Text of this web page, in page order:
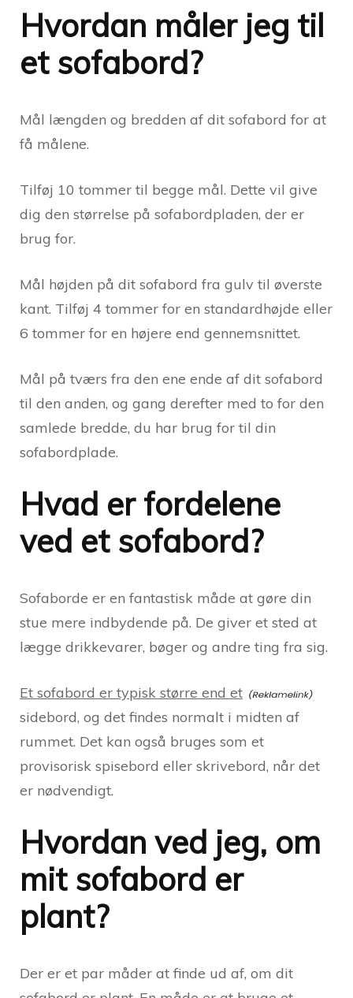
Hvordan måler jeg til
et sofabord?
Mål længden og bredden af dit sofabord for at
få målene.
Tilføj 10 tommer til begge mål. Dette vil give
dig den størrelse på sofabordpladen, der er
brug for.
Mål højden på dit sofabord fra gulv til øverste
kant. Tilføj 4 tommer for en standardhøjde eller
6 tommer for en højere end gennemsnittet.
Mål på tværs fra den ene ende af dit sofabord
til den anden, og gang derefter med to for den
samlede bredde, du har brug for til din
sofabordplade.
Hvad er fordelene
ved et sofabord?
Sofaborde er en fantastisk måde at gøre din
stue mere indbydende på. De giver et sted at
lægge drikkevarer, bøger og andre ting fra sig.
Et sofabord er typisk større end et
sidebord, og det findes normalt i midten af
rummet. Det kan også bruges som et
provisorisk spisebord eller skrivebord, når det
er nødvendigt.
Hvordan ved jeg, om
mit sofabord er
plant?
Der er et par måder at finde ud af, om dit